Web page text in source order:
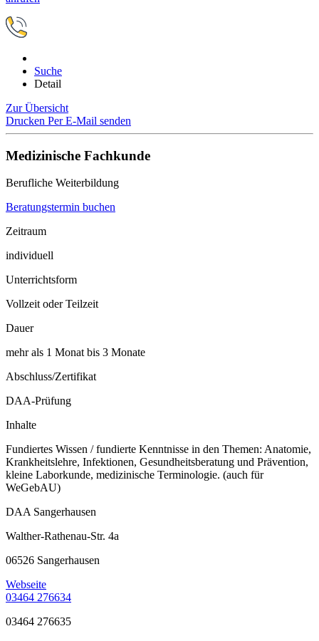
Suche
Detail
Zur Übersicht
Drucken Per E-Mail senden
Medizinische Fachkunde
Berufliche Weiterbildung
Beratungstermin buchen
Zeitraum
individuell
Unterrichtsform
Vollzeit oder Teilzeit
Dauer
mehr als 1 Monat bis 3 Monate
Abschluss/Zertifikat
DAA-Prüfung
Inhalte
Fundiertes Wissen / fundierte Kenntnisse in den Themen: Anatomie,
Krankheitslehre, Infektionen, Gesundheitsberatung und Prävention,
kleine Laborkunde, medizinische Terminologie. (auch für
WeGebAU)
DAA Sangerhausen
Walther-Rathenau-Str. 4a
06526 Sangerhausen
Webseite
03464 276634
03464 276635